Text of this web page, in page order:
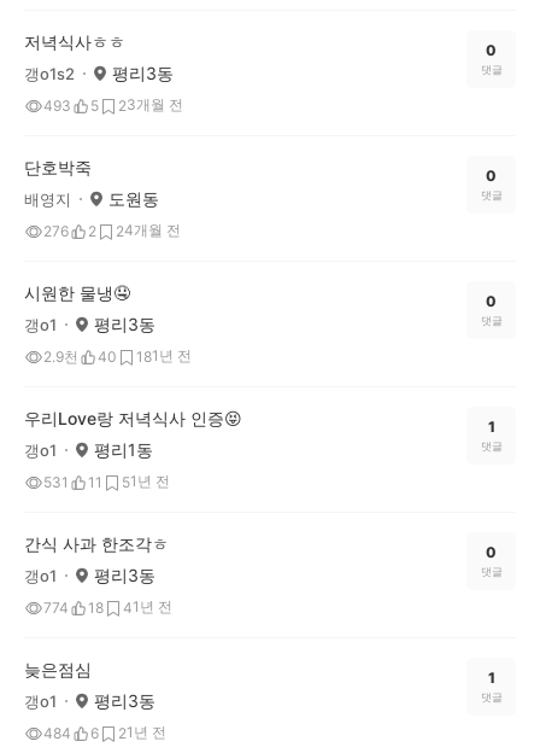
저녁식사ㅎㅎ
갱o1s2 평리3동
493 5 23개월 전
0
댓글
단호박죽
배영지 도원동
276 2 24개월 전
0
댓글
시원한 물냉🤤
갱o1 평리3동
2.9천 40 181년 전
0
댓글
우리Love랑 저녁식사 인증😝
갱o1 평리1동
531 11 51년 전
1
댓글
간식 사과 한조각ㅎ
갱o1 평리3동
774 18 41년 전
0
댓글
늦은점심
갱o1 평리3동
484 6 21년 전
1
댓글